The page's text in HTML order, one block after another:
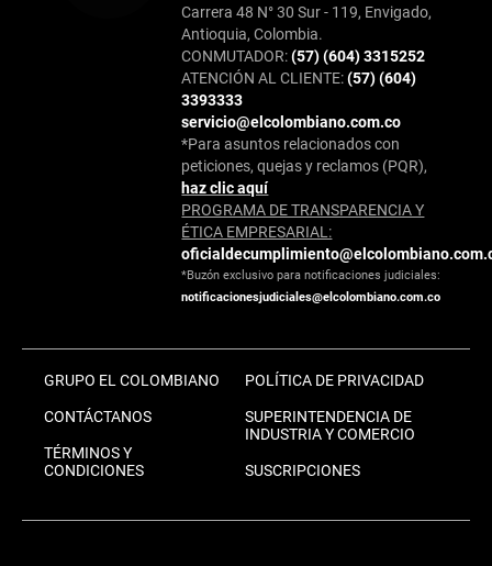
Carrera 48 N° 30 Sur - 119, Envigado,
Antioquia, Colombia.
CONMUTADOR:(57) (604) 3315252
ATENCIÓN AL CLIENTE:(57) (604)
3393333
servicio@elcolombiano.com.co
*Para asuntos relacionados con
peticiones, quejas y reclamos (PQR),
haz clic aquí
PROGRAMA DE TRANSPARENCIA Y
ÉTICA EMPRESARIAL:
*Buzón exclusivo para notificaciones judiciales:
notificacionesjudiciales@elcolombiano.com.co
GRUPO EL COLOMBIANO
CONTÁCTANOS
TÉRMINOS Y
CONDICIONES
POLÍTICA DE PRIVACIDAD
SUPERINTENDENCIA DE
INDUSTRIA Y COMERCIO
SUSCRIPCIONES